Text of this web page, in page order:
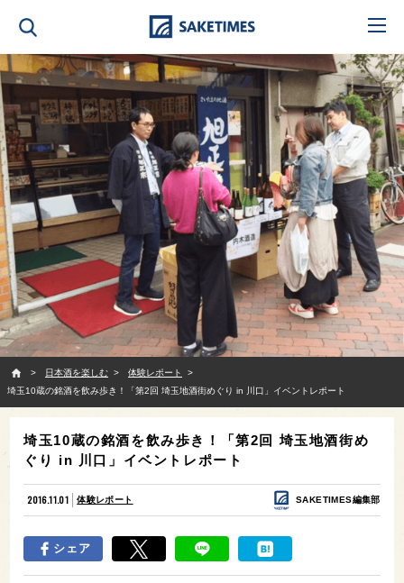
日本酒を楽しむ
体験レポート
埼玉10蔵の銘酒を飲み歩き！「第2回 埼玉地酒街めぐり in 川口」イベントレポート
埼玉10蔵の銘酒を飲み歩き！「第2回 埼玉地酒街め
ぐり in 川口」イベントレポート
2016.11.01 体験レポート SAKETIMES編集部
シェア